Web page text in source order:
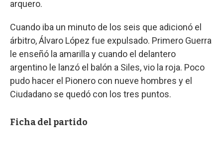
arquero.
Cuando iba un minuto de los seis que adicionó el
árbitro, Álvaro López fue expulsado. Primero Guerra
le enseñó la amarilla y cuando el delantero
argentino le lanzó el balón a Siles, vio la roja. Poco
pudo hacer el Pionero con nueve hombres y el
Ciudadano se quedó con los tres puntos.
Ficha del partido